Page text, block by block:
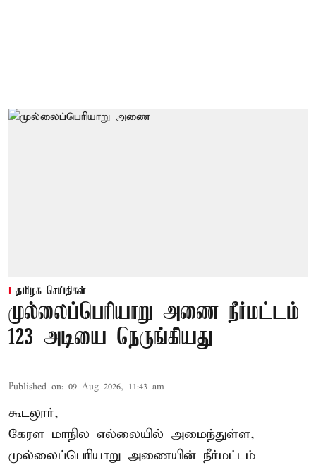
தமிழக செய்திகள்
முல்லைப்பெரியாறு அணை நீர்மட்டம்
123 அடியை நெருங்கியது
Published on: 09 Aug 2026, 11:43 am
கூடலூர்,
கேரள மாநில எல்லையில் அமைந்துள்ள,
முல்லைப்பெரியாறு அணையின் நீர்மட்டம்